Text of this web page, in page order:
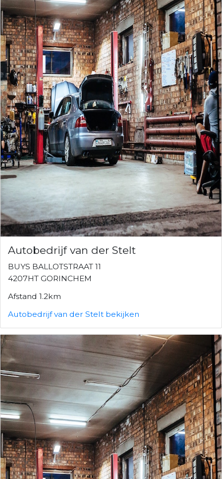
Autobedrijf van der Stelt
BUYS BALLOTSTRAAT 11
4207HT GORINCHEM
Afstand 1.2km
Autobedrijf van der Stelt bekijken